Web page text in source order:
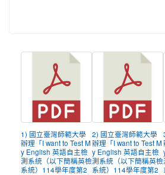
1) 國立臺灣師範大學
辦理「I want to Test M
y English 英語自主檢
測系統（以下簡稱英檢
系統）114學年度第2
2) 國立臺灣師範大學
辦理「I want to Test M
y English 英語自主檢
測系統（以下簡稱英檢
系統）114學年度第2